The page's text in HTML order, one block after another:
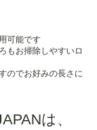
可能です
もお掃除しやすいロ
のでお好みの長さに
は、